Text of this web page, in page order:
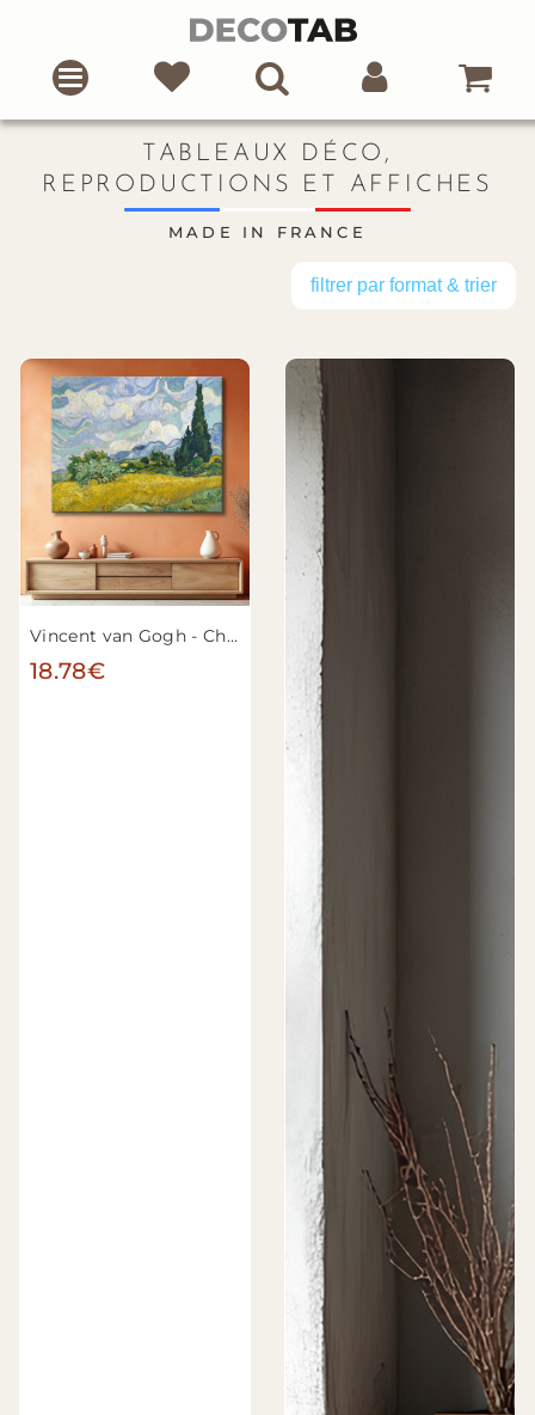
TABLEAUX DÉCO,
REPRODUCTIONS ET AFFICHES
MADE IN FRANCE
filtrer par format & trier
Vincent van Gogh - Champ de blé aux cyprès
18.78€